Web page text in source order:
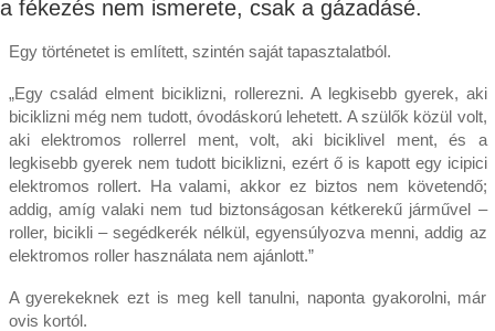
a fékezés nem ismerete, csak a gázadásé.
Egy történetet is említett, szintén saját tapasztalatból.
„Egy család elment biciklizni, rollerezni. A legkisebb gyerek, aki
biciklizni még nem tudott, óvodáskorú lehetett. A szülők közül volt,
aki elektromos rollerrel ment, volt, aki biciklivel ment, és a
legkisebb gyerek nem tudott biciklizni, ezért ő is kapott egy icipici
elektromos rollert. Ha valami, akkor ez biztos nem követendő;
addig, amíg valaki nem tud biztonságosan kétkerekű járművel –
roller, bicikli – segédkerék nélkül, egyensúlyozva menni, addig az
elektromos roller használata nem ajánlott.”
A gyerekeknek ezt is meg kell tanulni, naponta gyakorolni, már
ovis kortól.